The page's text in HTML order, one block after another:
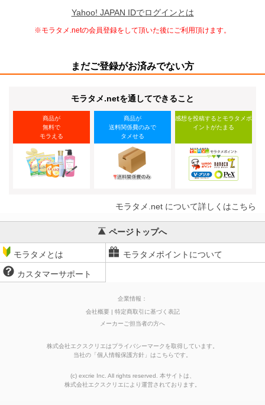
Yahoo! JAPAN IDでログインとは
※モラタメ.netの会員登録をして頂いた後にご利用頂けます。
まだご登録がお済みでない方
モラタメ.netを通してできること
商品が
無料で
モラえる
商品が
送料関係費のみで
タメせる
感想を投稿するとモラタメポ
イントがたまる
モラタメ.net について詳しくはこちら
ページトップへ
モラタメとは モラタメポイントについて
カスタマーサポート
企業情報：
会社概要
特定商取引に基づく表記
メーカーご担当者の方へ
株式会社エクスクリエはプライバシーマークを取得しています。
当社の 「 個人情報保護方針 」はこちらです。
(c) excrie Inc. All rights reserved. 本サイトは、
株式会社エクスクリエにより運営されております。